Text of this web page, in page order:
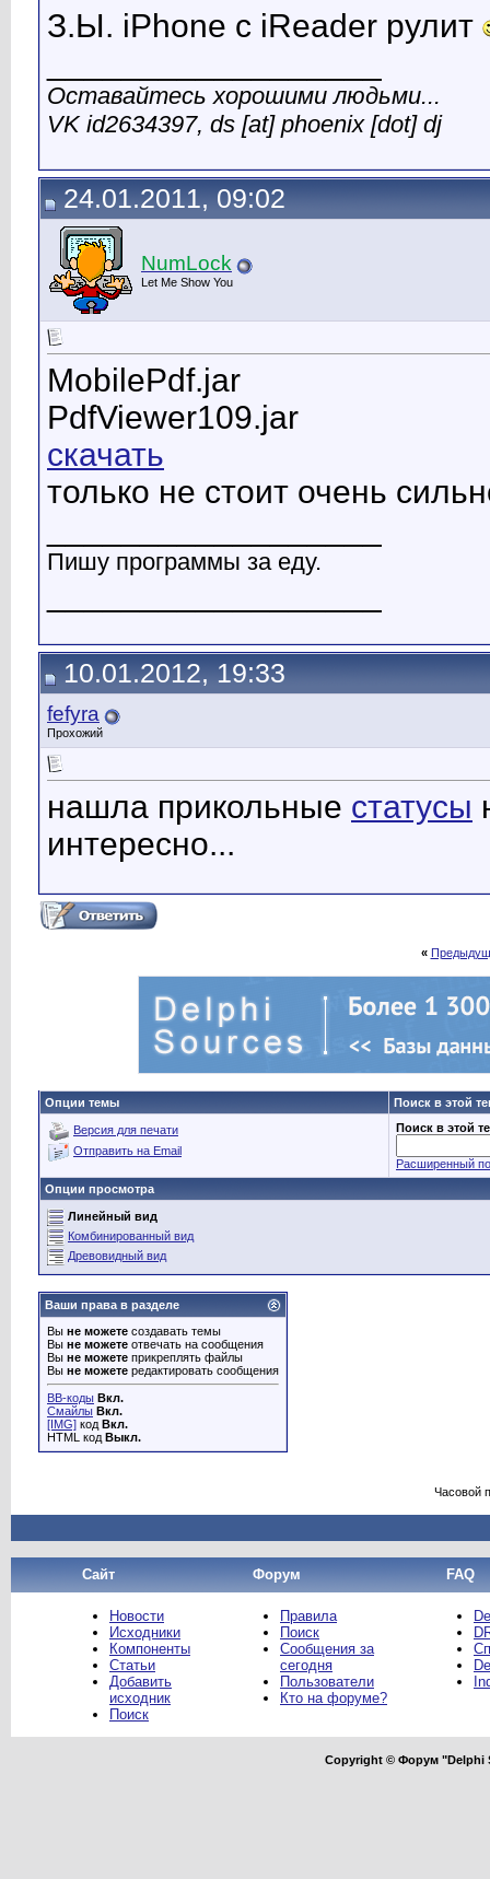
З.Ы. iPhone с iReader рулит
Оставайтесь хорошими людьми...
VK id2634397, ds [at] phoenix [dot] dj
24.01.2011, 09:02
NumLock
Let Me Show You
MobilePdf.jar
PdfViewer109.jar
скачать
только не стоит очень
Пишу программы за еду.
10.01.2012, 19:33
fefyra
Прохожий
нашла прикольные статусы
интересно...
«
Опции темы Поиск в этой
Версия для печати
Отправить на Email
Поиск в этой
Расширенный
Опции просмотра
Линейный вид
Комбинированный вид
Древовидный вид
Ваши права в разделе
Вы не можете создавать темы
Вы не можете отвечать на сообщения
Вы не можете прикреплять файлы
Вы не можете редактировать сообщения
BB-коды Вкл.
Смайлы Вкл.
[IMG] код Вкл.
HTML код Выкл.
Часовой
Сайт Форум FAQ
Новости
Исходники
Компоненты
Статьи
Добавить
исходник
Поиск
Правила
Поиск
Сообщения за
сегодня
Пользователи
Кто на форуме?
Copyright © Форум "Delphi